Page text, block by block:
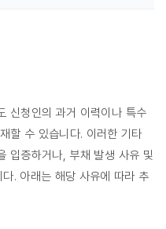
신청인의 과거 이력이나 특수
할 수 있습니다. 이러한 기타
입증하거나, 부채 발생 사유 및
. 아래는 해당 사유에 따라 추